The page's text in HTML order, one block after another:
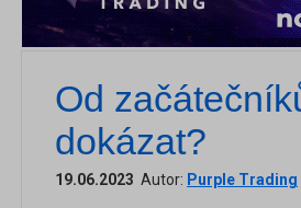
Od
dokázat?
19.06.2023 Autor: Purple Trading